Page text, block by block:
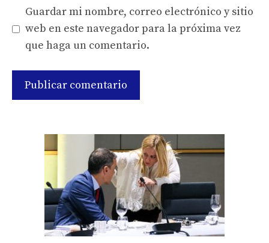
Guardar mi nombre, correo electrónico y sitio
web en este navegador para la próxima vez
que haga un comentario.